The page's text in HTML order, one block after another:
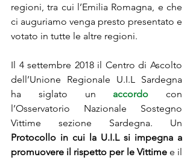
regioni, tra cui l’Emilia Romagna, e che
ci auguriamo venga presto presentato e
votato in tutte le altre regioni.
Il 4 settembre 2018 il Centro di Ascolto
dell’Unione Regionale U.I.L Sardegna
ha siglato un accordo
con
l’Osservatorio Nazionale Sostegno
Protocollo in cui la U.I.L si impegna a
promuovere il rispetto per le Vittime e il